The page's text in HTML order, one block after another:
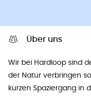
Über uns
Wir bei Hardloop sind
der Natur verbringen
kurzen Spaziergang in